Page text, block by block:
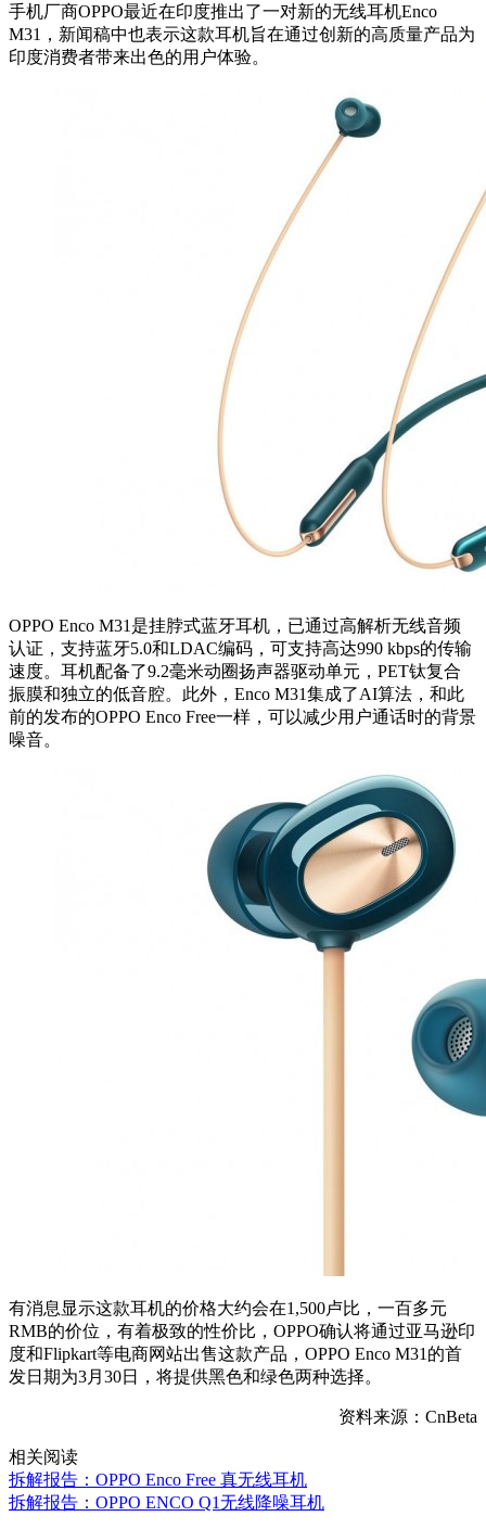
手机厂商OPPO最近在印度推出了一对新的无线耳机Enco
M31，新闻稿中也表示这款耳机旨在通过创新的高质量产品为
印度消费者带来出色的用户体验。
OPPO Enco M31是挂脖式蓝牙耳机，已通过高解析无线音频
认证，支持蓝牙5.0和LDAC编码，可支持高达990 kbps的传输
速度。耳机配备了9.2毫米动圈扬声器驱动单元，PET钛复合
振膜和独立的低音腔。此外，Enco M31集成了AI算法，和此
前的发布的OPPO Enco Free一样，可以减少用户通话时的背景
噪音。
有消息显示这款耳机的价格大约会在1,500卢比，一百多元
RMB的价位，有着极致的性价比，OPPO确认将通过亚马逊印
度和Flipkart等电商网站出售这款产品，OPPO Enco M31的首
发日期为3月30日，将提供黑色和绿色两种选择。
资料来源：CnBeta
相关阅读
拆解报告：OPPO Enco Free 真无线耳机
拆解报告：OPPO ENCO Q1无线降噪耳机